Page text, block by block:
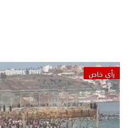
رأي خاص